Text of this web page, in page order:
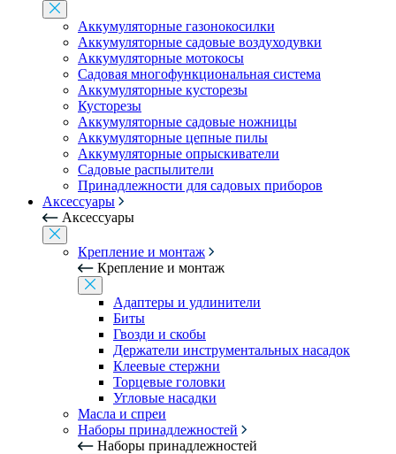
Аккумуляторные газонокосилки
Аккумуляторные садовые воздуходувки
Аккумуляторные мотокосы
Садовая многофункциональная система
Аккумуляторные кусторезы
Кусторезы
Аккумуляторные садовые ножницы
Аккумуляторные цепные пилы
Аккумуляторные опрыскиватели
Садовые распылители
Принадлежности для садовых приборов
Аксессуары
Аксессуары
Крепление и монтаж
Крепление и монтаж
Адаптеры и удлинители
Биты
Гвозди и скобы
Держатели инструментальных насадок
Клеевые стержни
Торцевые головки
Угловые насадки
Масла и спреи
Наборы принадлежностей
Наборы принадлежностей